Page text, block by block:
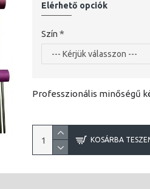
Elérhető opciók
Szín
Professzionális minőségű
KOSÁRBA